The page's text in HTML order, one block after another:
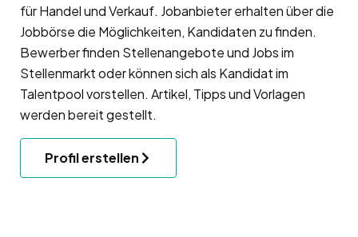
für Handel und Verkauf. Jobanbieter erhalten über die
Jobbörse die Möglichkeiten, Kandidaten zu finden.
Bewerber finden Stellenangebote und Jobs im
Stellenmarkt oder können sich als Kandidat im
Talentpool vorstellen. Artikel, Tipps und Vorlagen
werden bereit gestellt.
Profil erstellen